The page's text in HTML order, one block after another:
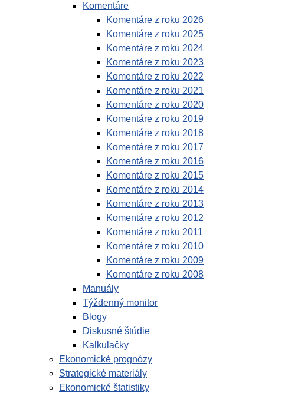
Komentáre
Komentáre z roku 2026
Komentáre z roku 2025
Komentáre z roku 2024
Komentáre z roku 2023
Komentáre z roku 2022
Komentáre z roku 2021
Komentáre z roku 2020
Komentáre z roku 2019
Komentáre z roku 2018
Komentáre z roku 2017
Komentáre z roku 2016
Komentáre z roku 2015
Komentáre z roku 2014
Komentáre z roku 2013
Komentáre z roku 2012
Komentáre z roku 2011
Komentáre z roku 2010
Komentáre z roku 2009
Komentáre z roku 2008
Manuály
Týždenný monitor
Blogy
Diskusné štúdie
Kalkulačky
Ekonomické prognózy
Strategické materiály
Ekonomické štatistiky